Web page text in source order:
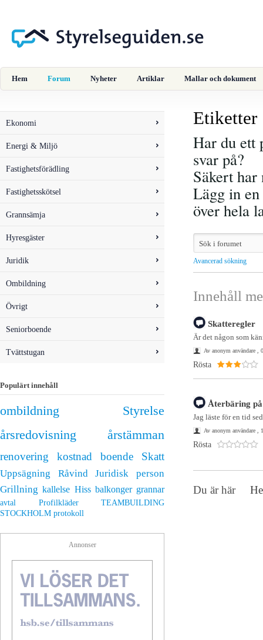
Hem Forum Nyheter Artiklar Mallar och dokument
Ekonomi
Energi & Miljö
Fastighetsförädling
Fastighetsskötsel
Grannsämja
Hyresgäster
Juridik
Ombildning
Övrigt
Seniorboende
Tvättstugan
Populärt innehåll
ombildning
Styrelse
årsredovisning
årstämman
renovering kostnad boende Skatt
Uppsägning Råvind
Juridisk person
Grillning kallelse Hiss balkonger grannar
avtal Profilkläder
TEAMBUILDING
STOCKHOLM protokoll
Annonser
Etiketter
Har du ett
svar på?
Säkert har
Lägg in
över hela
Avancerad sökning
Innehåll
Skatteregler
Är det någon som
Av anonym användare ,
Rösta
Återbäring
Jag läste för en tid
Av anonym användare ,
Rösta
Du är här